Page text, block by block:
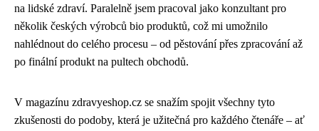
na lidské zdraví. Paralelně jsem pracoval jako konzultant pro
několik českých výrobců bio produktů, což mi umožnilo
nahlédnout do celého procesu – od pěstování přes zpracování až
po finální produkt na pultech obchodů.
V magazínu zdravyeshop.cz se snažím spojit všechny tyto
zkušenosti do podoby, která je užitečná pro každého čtenáře – ať